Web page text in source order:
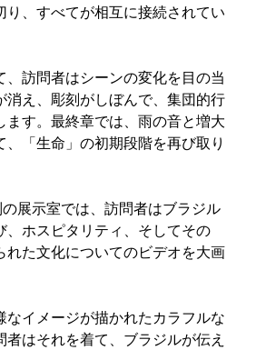
り、すべてが相互に接続されてい
、訪問者はシーンの変化を目の当
消え、彫刻がしぼんで、集団的行
ます。最終章では、雨の音と増大
「生命」の初期段階を再び取り
展示室では、訪問者はブラジル
、ホスピタリティ、そしてその
れた文化についてのビデオを大画
なイメージが描かれたカラフルな
はそれを着て、ブラジルが伝え